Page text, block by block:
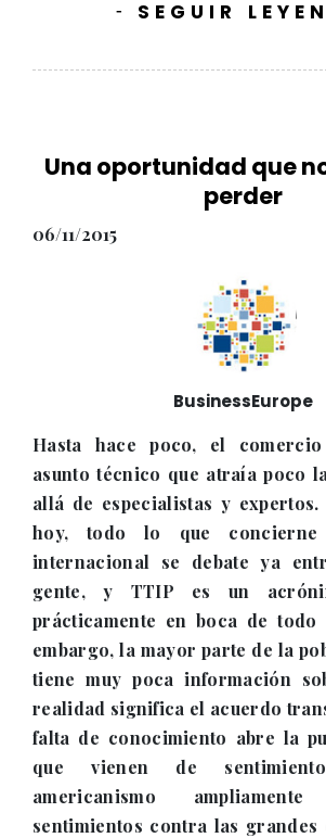
- SEGUIR
Una oportunidad que
perder
06/11/2015
BusinessEurope
Hasta hace poco, el
asunto técnico que atraía poco
allá de especialistas y
hoy, todo lo que
internacional se debate ya
gente, y TTIP es un
prácticamente en boca de todo
embargo, la mayor parte de la
tiene muy poca información
realidad significa el acuerdo
falta de conocimiento abre la
que vienen de
americanismo ampliamente
sentimientos contra las grandes